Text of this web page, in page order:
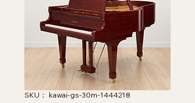
SKU： kawai-gs-30m-1444218